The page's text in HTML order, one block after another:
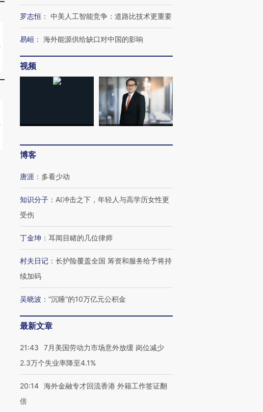
马航飞行员跨国走私7万
粒摇头丸 尿检体内含3种
度Z世代 用街头抗争将教
机”？难民潮撕裂西班牙
【推广】走进第四届链博
有意思的生活方式·第三对
【商旅对话】华住集团
住三大增长引擎是什么？
罗志恒 ： 中美人工智能竞争：道路比技术更重要
易峘 ： 海外能源供给缺口对中国的影响
视频
博客
唐涯 ： 多看少动
知识分子 ： AI冲击之下，年轻人与高学历女性更
受伤
丁金坤 ： 耳闻目睹的几位律师
村夫日记 ： 长护险覆盖全国 筹资和服务给予将持
续加码
吴晓波 ： “沉睡”的10万亿元公积金
最新文章
21:43
7月美国劳动力市场意外放缓 岗位减少
2.3万个失业率降至4.1%
20:14 海外金融专才回流香港 外籍工作签证翻
倍